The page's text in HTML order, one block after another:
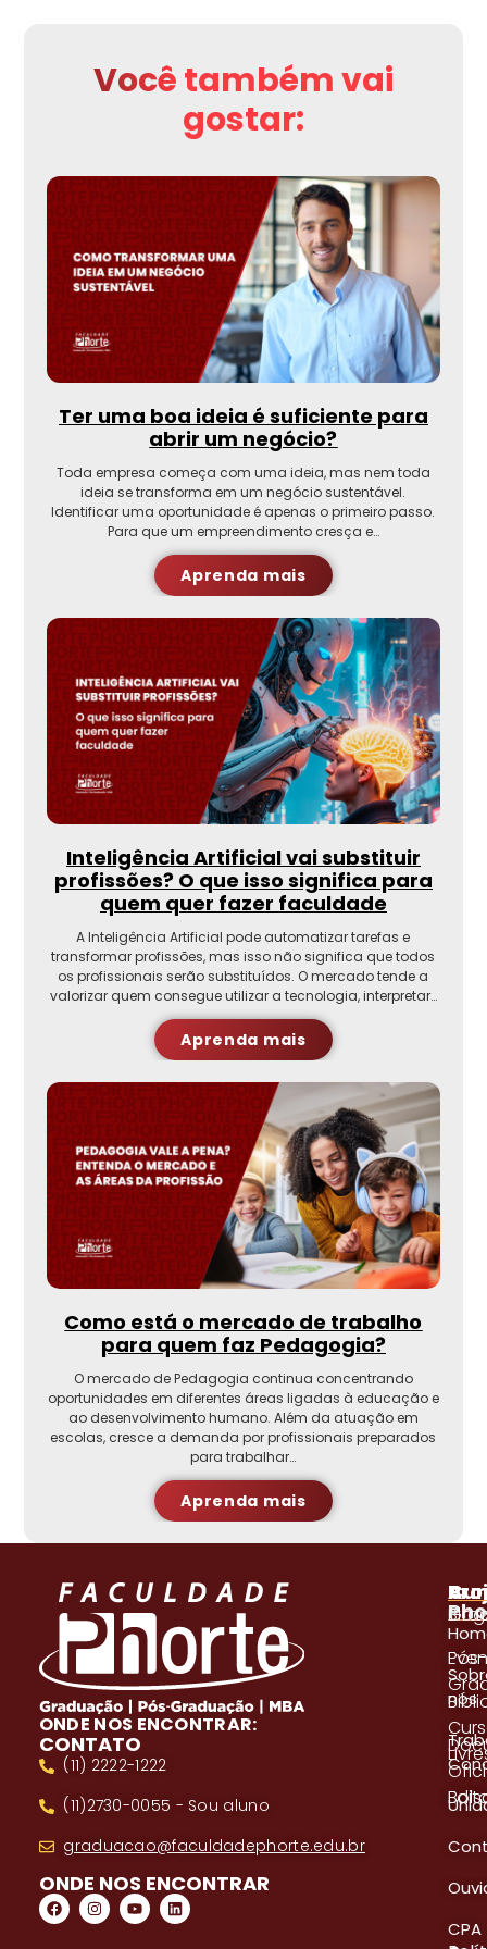
Você também vai
gostar:
Ter uma boa ideia é suficiente para
abrir um negócio?
Toda empresa começa com uma ideia, mas nem toda
ideia se transforma em um negócio sustentável.
Identificar uma oportunidade é apenas o primeiro passo.
Para que um empreendimento cresça e…
Aprenda mais
Inteligência Artificial vai substituir
profissões? O que isso significa para
quem quer fazer faculdade
A Inteligência Artificial pode automatizar tarefas e
transformar profissões, mas isso não significa que todos
os profissionais serão substituídos. O mercado tende a
valorizar quem consegue utilizar a tecnologia, interpretar…
Aprenda mais
Como está o mercado de trabalho
para quem faz Pedagogia?
O mercado de Pedagogia continua concentrando
oportunidades em diferentes áreas ligadas à educação e
ao desenvolvimento humano. Além da atuação em
escolas, cresce a demanda por profissionais preparados
para trabalhar…
Aprenda mais
ONDE NOS ENCONTRAR:
CONTATO
(11) 2222-1222
(11)2730-0055 - Sou aluno
graduacao@faculdadephorte.edu.br
ONDE NOS ENCONTRAR
A
nós
CPA
Pós-